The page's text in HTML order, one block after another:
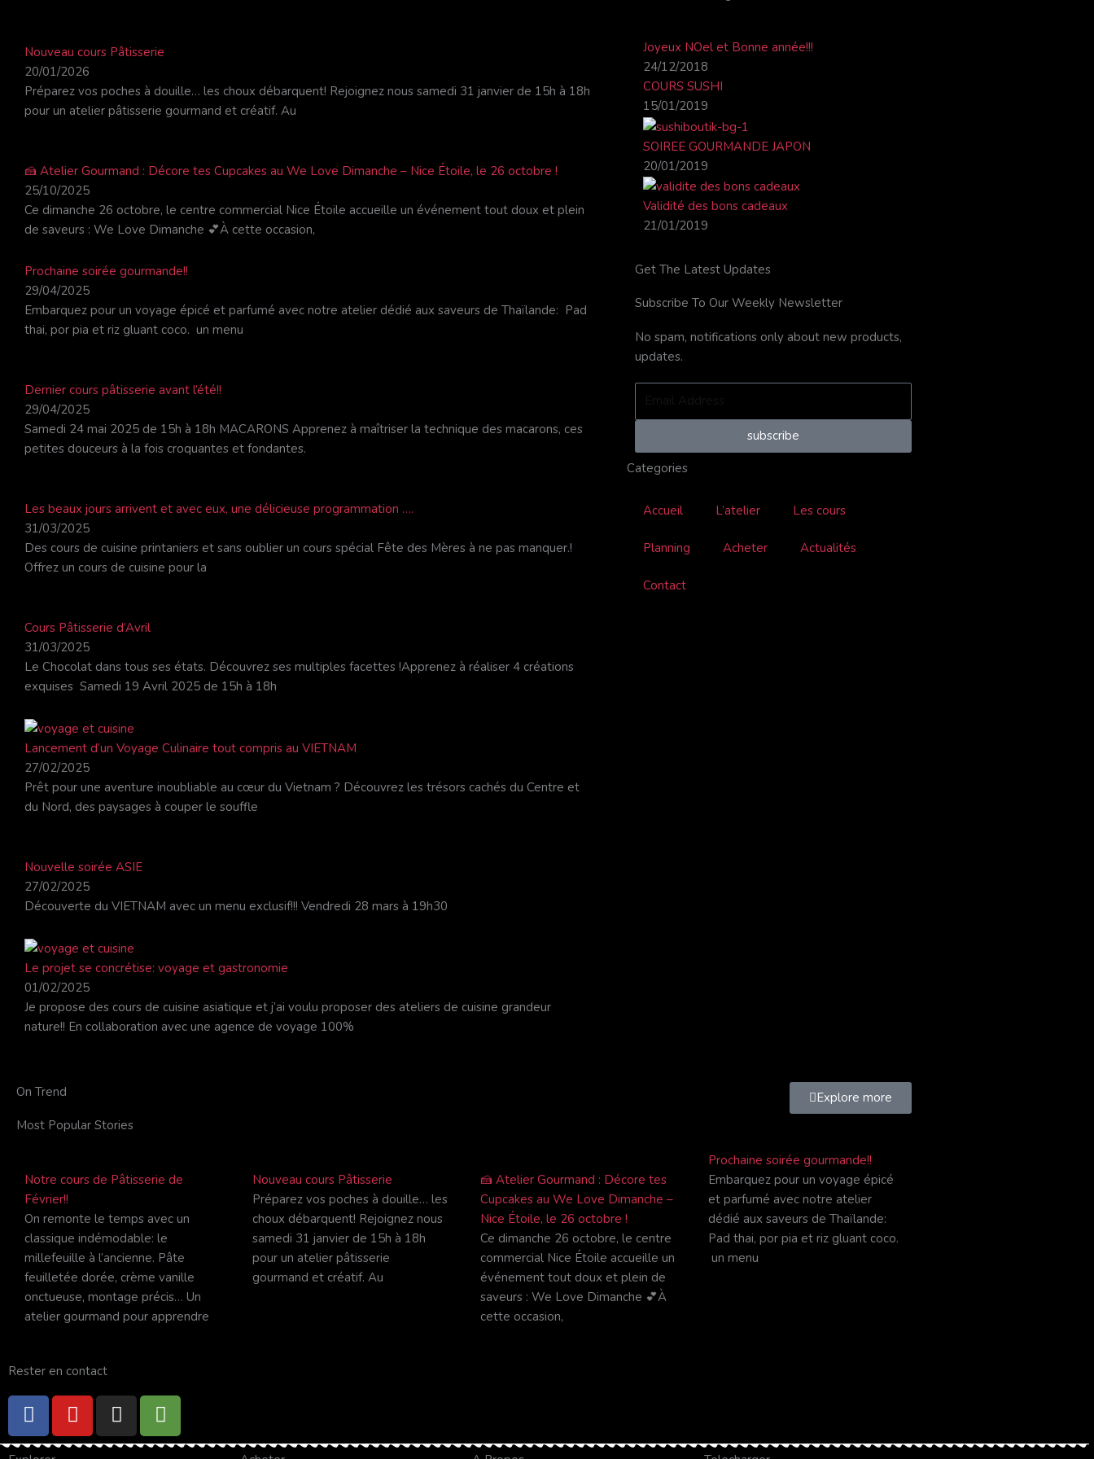
Nouveau cours Pâtisserie
20/01/2026
Préparez vos poches à douille… les choux débarquent! Rejoignez nous samedi 31 janvier de 15h à 18h
pour un atelier pâtisserie gourmand et créatif. Au
🍰 Atelier Gourmand : Décore tes Cupcakes au We Love Dimanche – Nice Étoile, le 26 octobre !
25/10/2025
Ce dimanche 26 octobre, le centre commercial Nice Étoile accueille un événement tout doux et plein
de saveurs : We Love Dimanche 💕À cette occasion,
Prochaine soirée gourmande!!
29/04/2025
Embarquez pour un voyage épicé et parfumé avec notre atelier dédié aux saveurs de Thaïlande: Pad
thai, por pia et riz gluant coco. un menu
Dernier cours pâtisserie avant l’été!!
29/04/2025
Samedi 24 mai 2025 de 15h à 18h MACARONS Apprenez à maîtriser la technique des macarons, ces
petites douceurs à la fois croquantes et fondantes.
Les beaux jours arrivent et avec eux, une délicieuse programmation ….
31/03/2025
Des cours de cuisine printaniers et sans oublier un cours spécial Fête des Mères à ne pas manquer.!
Offrez un cours de cuisine pour la
Cours Pâtisserie d’Avril
31/03/2025
Le Chocolat dans tous ses états. Découvrez ses multiples facettes !Apprenez à réaliser 4 créations
exquises Samedi 19 Avril 2025 de 15h à 18h
Lancement d’un Voyage Culinaire tout compris au VIETNAM
27/02/2025
Prêt pour une aventure inoubliable au cœur du Vietnam ? Découvrez les trésors cachés du Centre et
du Nord, des paysages à couper le souffle
Nouvelle soirée ASIE
27/02/2025
Découverte du VIETNAM avec un menu exclusif!!! Vendredi 28 mars à 19h30
Le projet se concrétise: voyage et gastronomie
01/02/2025
Je propose des cours de cuisine asiatique et j’ai voulu proposer des ateliers de cuisine grandeur
nature!! En collaboration avec une agence de voyage 100%
o
o
k
-
f
b
e
e g
Joyeux NOel et Bonne année!!!
24/12/2018
COURS SUSHI
15/01/2019
SOIREE GOURMANDE JAPON
20/01/2019
Validité des bons cadeaux
21/01/2019
Get The Latest Updates
Subscribe To Our Weekly Newsletter
No spam, notifications only about new products,
updates.
subscribe
Categories
Accueil L’atelier Les cours
Planning Acheter Actualités
Contact
On Trend
Most Popular Stories
Explore more
Notre cours de Pâtisserie de
Février!!
On remonte le temps avec un
classique indémodable: le
millefeuille à l’ancienne. Pâte
feuilletée dorée, crème vanille
onctueuse, montage précis… Un
atelier gourmand pour apprendre
Nouveau cours Pâtisserie
Préparez vos poches à douille… les
choux débarquent! Rejoignez nous
samedi 31 janvier de 15h à 18h
pour un atelier pâtisserie
gourmand et créatif. Au
🍰 Atelier Gourmand : Décore tes
Cupcakes au We Love Dimanche –
Nice Étoile, le 26 octobre !
Ce dimanche 26 octobre, le centre
commercial Nice Étoile accueille un
événement tout doux et plein de
saveurs : We Love Dimanche 💕À
cette occasion,
Prochaine soirée gourmande!!
Embarquez pour un voyage épicé
et parfumé avec notre atelier
dédié aux saveurs de Thaïlande:
Pad thai, por pia et riz gluant coco.
un menu
Rester en contact
F
a
c
Y
o
u
I
n
s
T
r
i